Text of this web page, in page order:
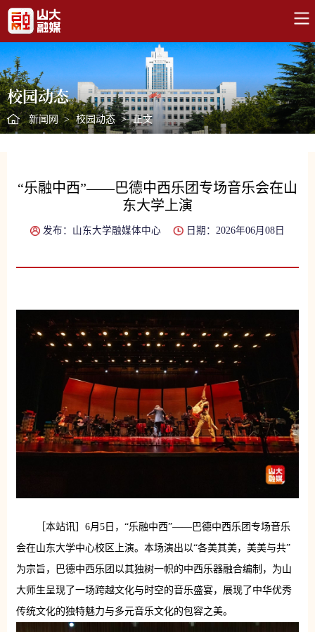
校园动态
新闻网 > 校园动态 > 正文
“乐融中西”——巴德中西乐团专场音乐会在山
东大学上演
发布：山东大学融媒体中心 日期：2026年06月08日
［本站讯］6月5日，“乐融中西”——巴德中西乐团专场音乐
会在山东大学中心校区上演。本场演出以“各美其美，美美与共”
为宗旨，巴德中西乐团以其独树一帜的中西乐器融合编制，为山
大师生呈现了一场跨越文化与时空的音乐盛宴，展现了中华优秀
传统文化的独特魅力与多元音乐文化的包容之美。